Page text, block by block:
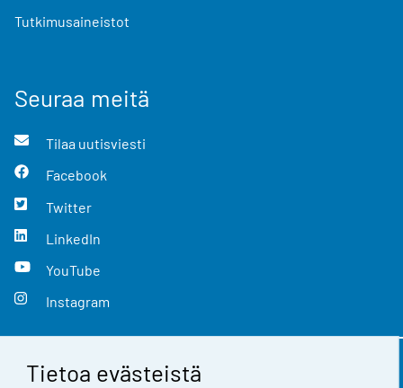
Tietoa evästeistä
Tutkimusaineistot
Seuraa meitä
Tilaa uutisviesti
Facebook
Twitter
LinkedIn
YouTube
Instagram
Yhteystiedot